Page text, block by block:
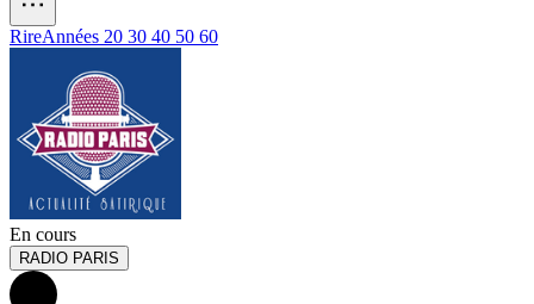
RireAnnées 20 30 40 50 60
En cours
RADIO PARIS